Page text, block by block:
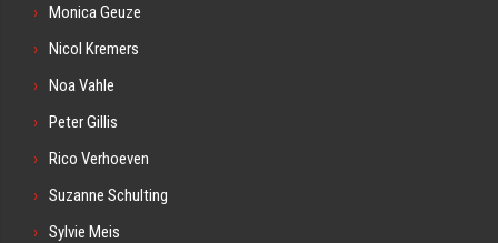
Monica Geuze
Nicol Kremers
Noa Vahle
Peter Gillis
Rico Verhoeven
Suzanne Schulting
Sylvie Meis